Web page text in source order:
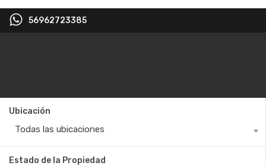
56962723385
Ubicación
Todas las ubicaciones
Estado de la Propiedad